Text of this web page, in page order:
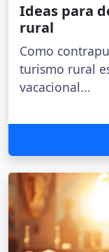
Ideas para
rural
Como
turismo rural
vacacional...